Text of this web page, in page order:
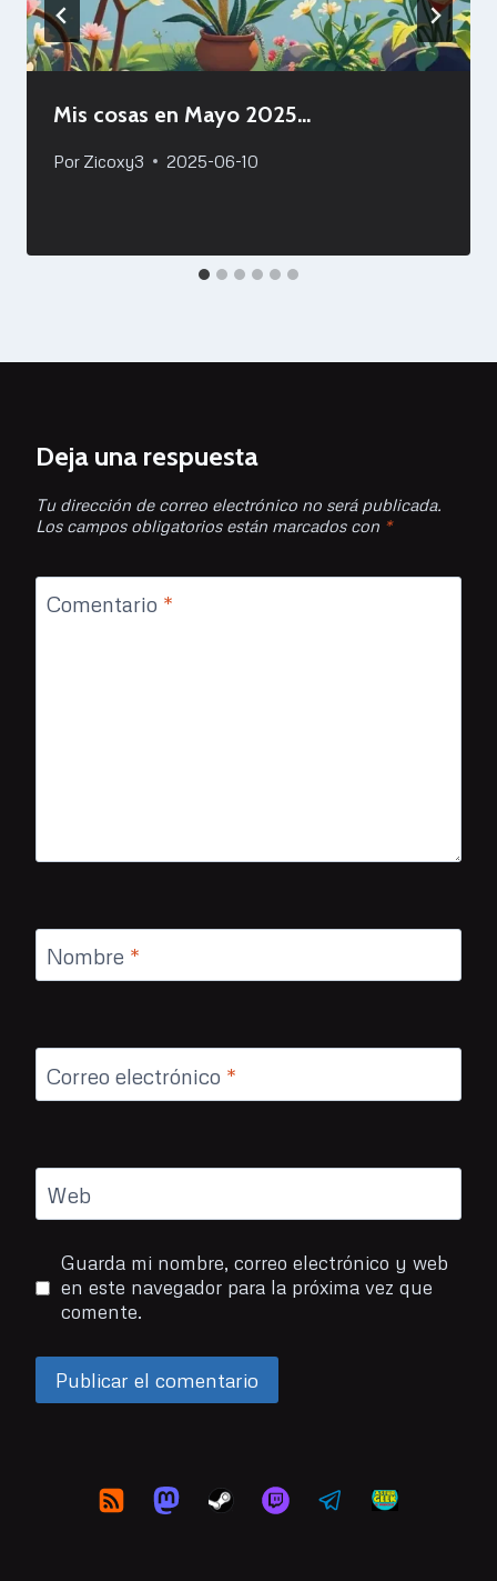
Mis cosas en Mayo 2025…
Por Zicoxy3 2025-06-10
Deja una respuesta
Tu dirección de correo electrónico no será publicada.
Los campos obligatorios están marcados con *
Comentario *
Nombre *
Correo electrónico *
Web
Guarda mi nombre, correo electrónico y web
en este navegador para la próxima vez que
comente.